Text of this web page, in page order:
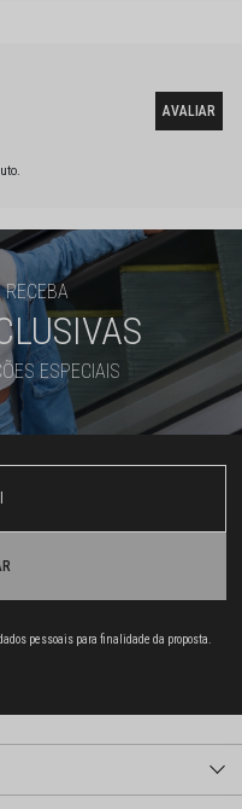
ESPECIAIS
pessoais para finalidade da proposta.